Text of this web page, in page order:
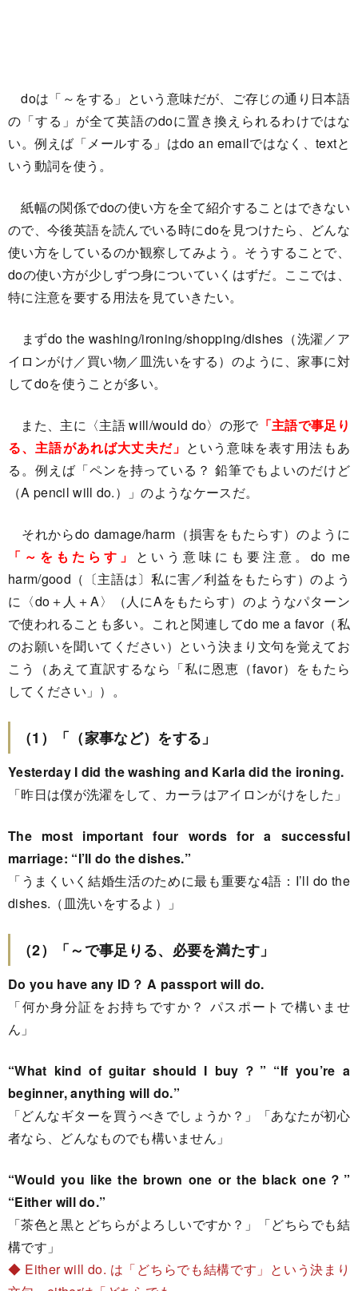
doは「～をする」という意味だが、ご存じの通り日本語
の「する」が全て英語のdoに置き換えられるわけではな
い。例えば「メールする」はdo an emailではなく、textと
いう動詞を使う。
紙幅の関係でdoの使い方を全て紹介することはできない
ので、今後英語を読んでいる時にdoを見つけたら、どんな
使い方をしているのか観察してみよう。そうすることで、
doの使い方が少しずつ身についていくはずだ。ここでは、
特に注意を要する用法を見ていきたい。
まずdo the washing/ironing/shopping/dishes（洗濯／ア
イロンがけ／買い物／皿洗いをする）のように、家事に対
してdoを使うことが多い。
また、主に〈主語 will/would do〉の形で「主語で事足り
る、主語があれば大丈夫だ」 という意味を表す用法もあ
る。例えば「ペンを持っている？ 鉛筆でもよいのだけど
（A pencil will do.）」のようなケースだ。
それからdo damage/harm（損害をもたらす）のように
「～をもたらす」
という意味にも要注意。do me
harm/good（〔主語は〕私に害／利益をもたらす）のよう
に〈do＋人＋A〉（人にAをもたらす）のようなパターン
で使われることも多い。これと関連してdo me a favor（私
のお願いを聞いてください）という決まり文句を覚えてお
こう（あえて直訳するなら「私に恩恵（favor）をもたら
してください」）。
（1）「（家事など）をする」
Yesterday I did the washing and Karla did the ironing.
「昨日は僕が洗濯をして、カーラはアイロンがけをした」
The most important four words for a successful
marriage: “I’ll do the dishes.”
「うまくいく結婚生活のために最も重要な4語：I’ll do the
dishes.（皿洗いをするよ）」
（2）「～で事足りる、必要を満たす」
Do you have any ID？ A passport will do.
「何か身分証をお持ちですか？ パスポートで構いませ
ん」
“What kind of guitar should I buy？” “If you’re a
beginner, anything will do.”
「どんなギターを買うべきでしょうか？」「あなたが初心
者なら、どんなものでも構いません」
“Would you like the brown one or the black one？”
“Either will do.”
「茶色と黒とどちらがよろしいですか？」「どちらでも結
構です」
◆ Either will do. は「どちらでも結構です」という決まり